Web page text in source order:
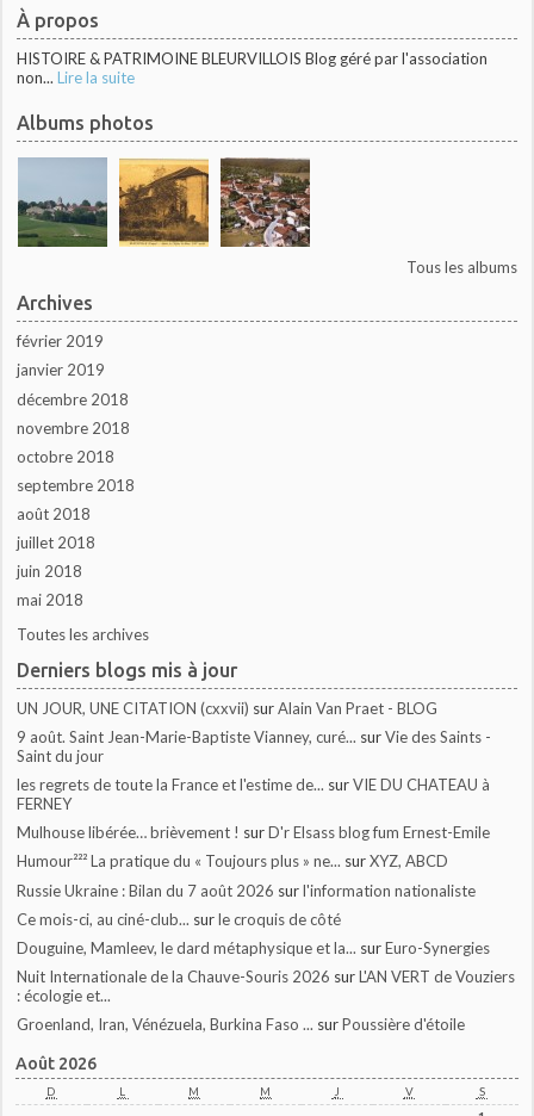
À propos
HISTOIRE & PATRIMOINE BLEURVILLOIS Blog géré par l'association
non... Lire la suite
Albums photos
Tous les albums
Archives
février 2019
janvier 2019
décembre 2018
novembre 2018
octobre 2018
septembre 2018
août 2018
juillet 2018
juin 2018
mai 2018
Toutes les archives
Derniers blogs mis à jour
UN JOUR, UNE CITATION (cxxvii) surAlain Van Praet - BLOG
9 août. Saint Jean-Marie-Baptiste Vianney, curé... surVie des Saints -
Saint du jour
les regrets de toute la France et l'estime de... surVIE DU CHATEAU à
FERNEY
Mulhouse libérée… brièvement ! surD'r Elsass blog fum Ernest-Emile
Humour²²² La pratique du « Toujours plus » ne... surXYZ, ABCD
Russie Ukraine : Bilan du 7 août 2026 surl'information nationaliste
Ce mois-ci, au ciné-club... surle croquis de côté
Douguine, Mamleev, le dard métaphysique et la... surEuro-Synergies
Nuit Internationale de la Chauve-Souris 2026 surL'AN VERT de Vouziers
: écologie et...
Groenland, Iran, Vénézuela, Burkina Faso ... surPoussière d'étoile
Août 2026
D L M M J V S